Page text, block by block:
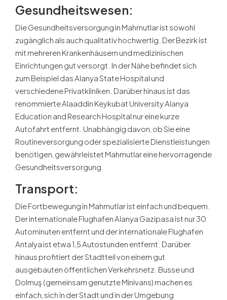
Gesundheitswesen:
Die Gesundheitsversorgung in Mahmutlar ist sowohl
zugänglich als auch qualitativ hochwertig. Der Bezirk ist
mit mehreren Krankenhäusern und medizinischen
Einrichtungen gut versorgt. In der Nähe befindet sich
zum Beispiel das Alanya State Hospital und
verschiedene Privatkliniken. Darüber hinaus ist das
renommierte Alaaddin Keykubat University Alanya
Education and Research Hospital nur eine kurze
Autofahrt entfernt. Unabhängig davon, ob Sie eine
Routineversorgung oder spezialisierte Dienstleistungen
benötigen, gewährleistet Mahmutlar eine hervorragende
Gesundheitsversorgung.
Transport:
Die Fortbewegung in Mahmutlar ist einfach und bequem.
Der internationale Flughafen Alanya Gazipasa ist nur 30
Autominuten entfernt und der internationale Flughafen
Antalya ist etwa 1,5 Autostunden entfernt. Darüber
hinaus profitiert der Stadtteil von einem gut
ausgebauten öffentlichen Verkehrsnetz. Busse und
Dolmuş (gemeinsam genutzte Minivans) machen es
einfach, sich in der Stadt und in der Umgebung